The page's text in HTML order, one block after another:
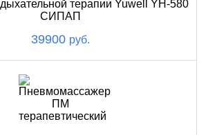
терапии Yuwell YH-580
СИПАП
39900 руб.